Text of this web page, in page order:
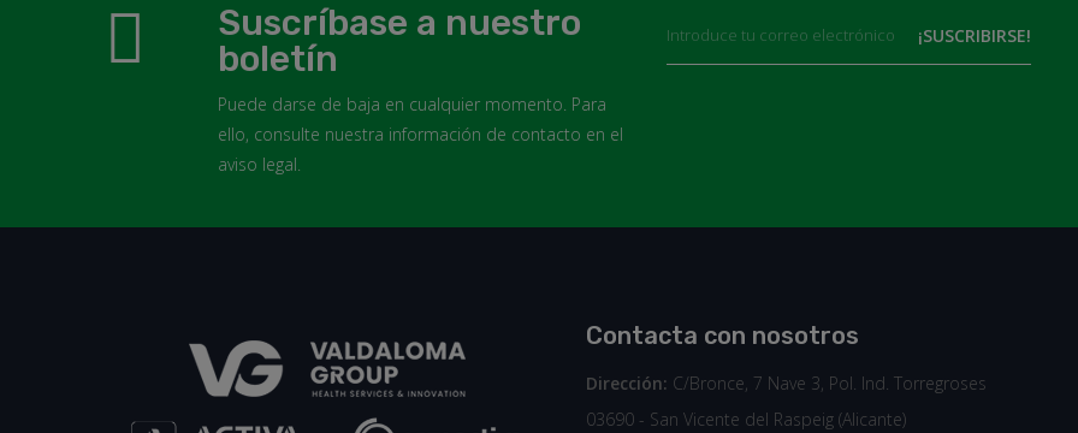
Suscríbase a nuestro
boletín
Puede darse de baja en cualquier momento. Para
ello, consulte nuestra información de contacto en el
aviso legal.
Contacta con nosotros
Dirección: C/Bronce, 7 Nave 3, Pol. Ind. Torregroses
03690 - San Vicente del Raspeig (Alicante)